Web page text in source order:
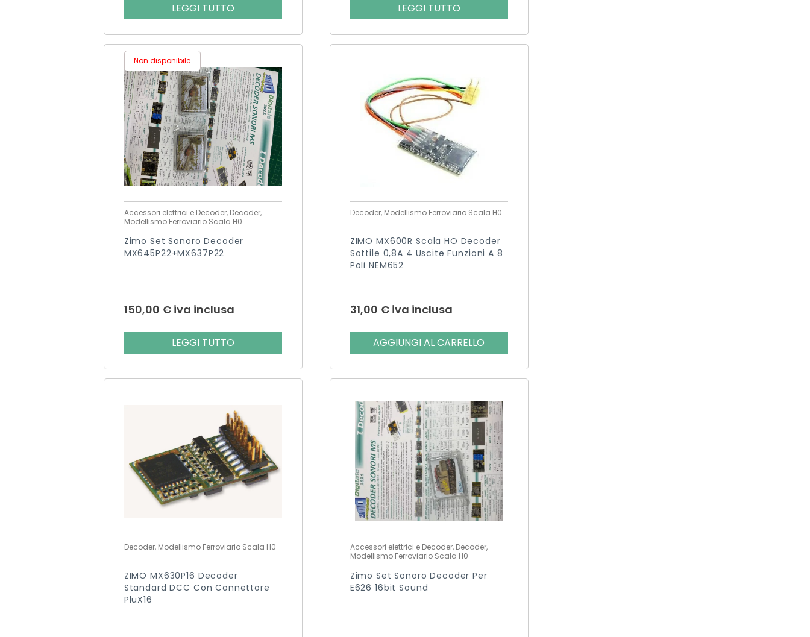
LEGGI TUTTO LEGGI TUTTO
Non disponibile
Accessori elettrici e Decoder, Decoder,
Modellismo Ferroviario Scala H0
Zimo Set Sonoro Decoder
MX645P22+MX637P22
150,00 € iva inclusa
LEGGI TUTTO
Decoder, Modellismo Ferroviario Scala H0
ZIMO MX600R Scala HO Decoder
Sottile 0,8A 4 Uscite Funzioni A 8
Poli NEM652
31,00 € iva inclusa
AGGIUNGI AL CARRELLO
Decoder, Modellismo Ferroviario Scala H0
ZIMO MX630P16 Decoder
Standard DCC Con Connettore
PluX16
Accessori elettrici e Decoder, Decoder,
Modellismo Ferroviario Scala H0
Zimo Set Sonoro Decoder Per
E626 16bit Sound